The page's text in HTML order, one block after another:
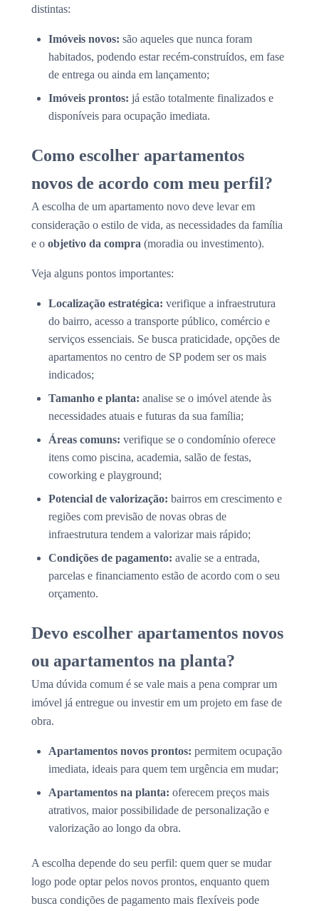
distintas:
Imóveis novos: são aqueles que nunca foram
habitados, podendo estar recém-construídos, em fase
de entrega ou ainda em lançamento;
Imóveis prontos: já estão totalmente finalizados e
disponíveis para ocupação imediata.
Como escolher apartamentos
novos de acordo com meu perfil?
A escolha de um apartamento novo deve levar em
consideração o estilo de vida, as necessidades da família
e o objetivo da compra (moradia ou investimento).
Veja alguns pontos importantes:
Localização estratégica: verifique a infraestrutura
do bairro, acesso a transporte público, comércio e
serviços essenciais. Se busca praticidade, opções de
apartamentos no centro de SP podem ser os mais
indicados;
Tamanho e planta: analise se o imóvel atende às
necessidades atuais e futuras da sua família;
Áreas comuns: verifique se o condomínio oferece
itens como piscina, academia, salão de festas,
coworking e playground;
Potencial de valorização: bairros em crescimento e
regiões com previsão de novas obras de
infraestrutura tendem a valorizar mais rápido;
Condições de pagamento: avalie se a entrada,
parcelas e financiamento estão de acordo com o seu
orçamento.
Devo escolher apartamentos novos
ou apartamentos na planta?
Uma dúvida comum é se vale mais a pena comprar um
imóvel já entregue ou investir em um projeto em fase de
obra.
Apartamentos novos prontos: permitem ocupação
imediata, ideais para quem tem urgência em mudar;
Apartamentos na planta: oferecem preços mais
atrativos, maior possibilidade de personalização e
valorização ao longo da obra.
A escolha depende do seu perfil: quem quer se mudar
logo pode optar pelos novos prontos, enquanto quem
busca condições de pagamento mais flexíveis pode